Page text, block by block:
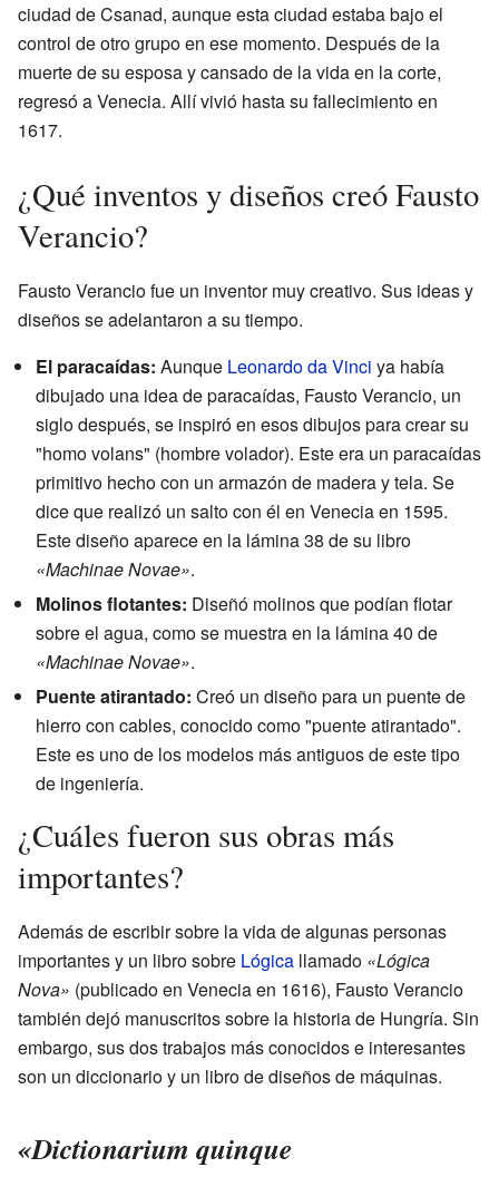
ciudad de Csanad, aunque esta ciudad estaba bajo el
control de otro grupo en ese momento. Después de la
muerte de su esposa y cansado de la vida en la corte,
regresó a Venecia. Allí vivió hasta su fallecimiento en
1617.
¿Qué inventos y diseños creó Fausto
Verancio?
Fausto Verancio fue un inventor muy creativo. Sus ideas y
diseños se adelantaron a su tiempo.
El paracaídas: Aunque Leonardo da Vinci ya había
dibujado una idea de paracaídas, Fausto Verancio, un
siglo después, se inspiró en esos dibujos para crear su
"homo volans" (hombre volador). Este era un paracaídas
primitivo hecho con un armazón de madera y tela. Se
dice que realizó un salto con él en Venecia en 1595.
Este diseño aparece en la lámina 38 de su libro
«Machinae Novae».
Molinos flotantes: Diseñó molinos que podían flotar
sobre el agua, como se muestra en la lámina 40 de
«Machinae Novae».
Puente atirantado: Creó un diseño para un puente de
hierro con cables, conocido como "puente atirantado".
Este es uno de los modelos más antiguos de este tipo
de ingeniería.
¿Cuáles fueron sus obras más
importantes?
Además de escribir sobre la vida de algunas personas
importantes y un libro sobre Lógica llamado «Lógica
Nova» (publicado en Venecia en 1616), Fausto Verancio
también dejó manuscritos sobre la historia de Hungría. Sin
embargo, sus dos trabajos más conocidos e interesantes
son un diccionario y un libro de diseños de máquinas.
«Dictionarium quinque